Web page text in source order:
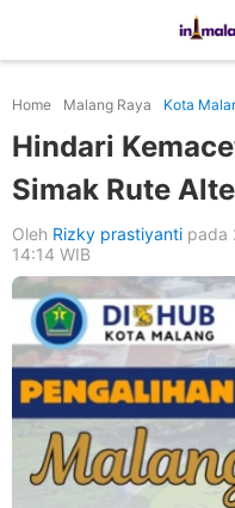
Home Malang Raya Kota
Hindari
Simak Rute
Oleh Rizky prastiyanti pada
14:14 WIB